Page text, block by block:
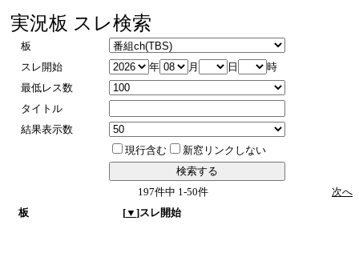
実況板 スレ検索
板
スレ開始
年 月 日
時
最低レス数
タイトル
結果表示数
現行含む
新窓リンクしない
197件中 1-50件
次へ
板
[▼ ]スレ開始